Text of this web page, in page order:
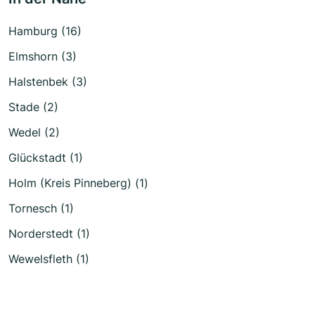
Hamburg (16)
Elmshorn (3)
Halstenbek (3)
Stade (2)
Wedel (2)
Glückstadt (1)
Holm (Kreis Pinneberg) (1)
Tornesch (1)
Norderstedt (1)
Wewelsfleth (1)